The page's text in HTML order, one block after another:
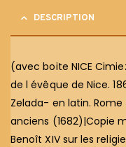
DESCRIPTION
(avec boite NICE
de l évêque de Nice.
Zelada- en latin.
anciens (1682)|Copie
Benoît XIV sur les